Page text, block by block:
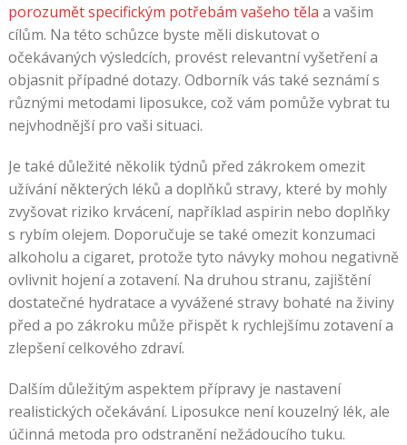
porozumět specifickým potřebám vašeho těla a vašim
cílům. Na této schůzce byste měli diskutovat o
očekávaných výsledcích, provést relevantní vyšetření a
objasnit případné dotazy. Odborník vás také seznámí s
různými metodami liposukce, což vám pomůže vybrat tu
nejvhodnější pro vaši situaci.
Je také důležité několik týdnů před zákrokem omezit
užívání některých léků a doplňků stravy, které by mohly
zvyšovat riziko krvácení, například aspirin nebo doplňky
s rybím olejem. Doporučuje se také omezit konzumaci
alkoholu a cigaret, protože tyto návyky mohou negativně
ovlivnit hojení a zotavení. Na druhou stranu, zajištění
dostatečné hydratace a vyvážené stravy bohaté na živiny
před a po zákroku může přispět k rychlejšímu zotavení a
zlepšení celkového zdraví.
Dalším důležitým aspektem přípravy je nastavení
realistických očekávání. Liposukce není kouzelný lék, ale
účinná metoda pro odstranění nežádoucího tuku.